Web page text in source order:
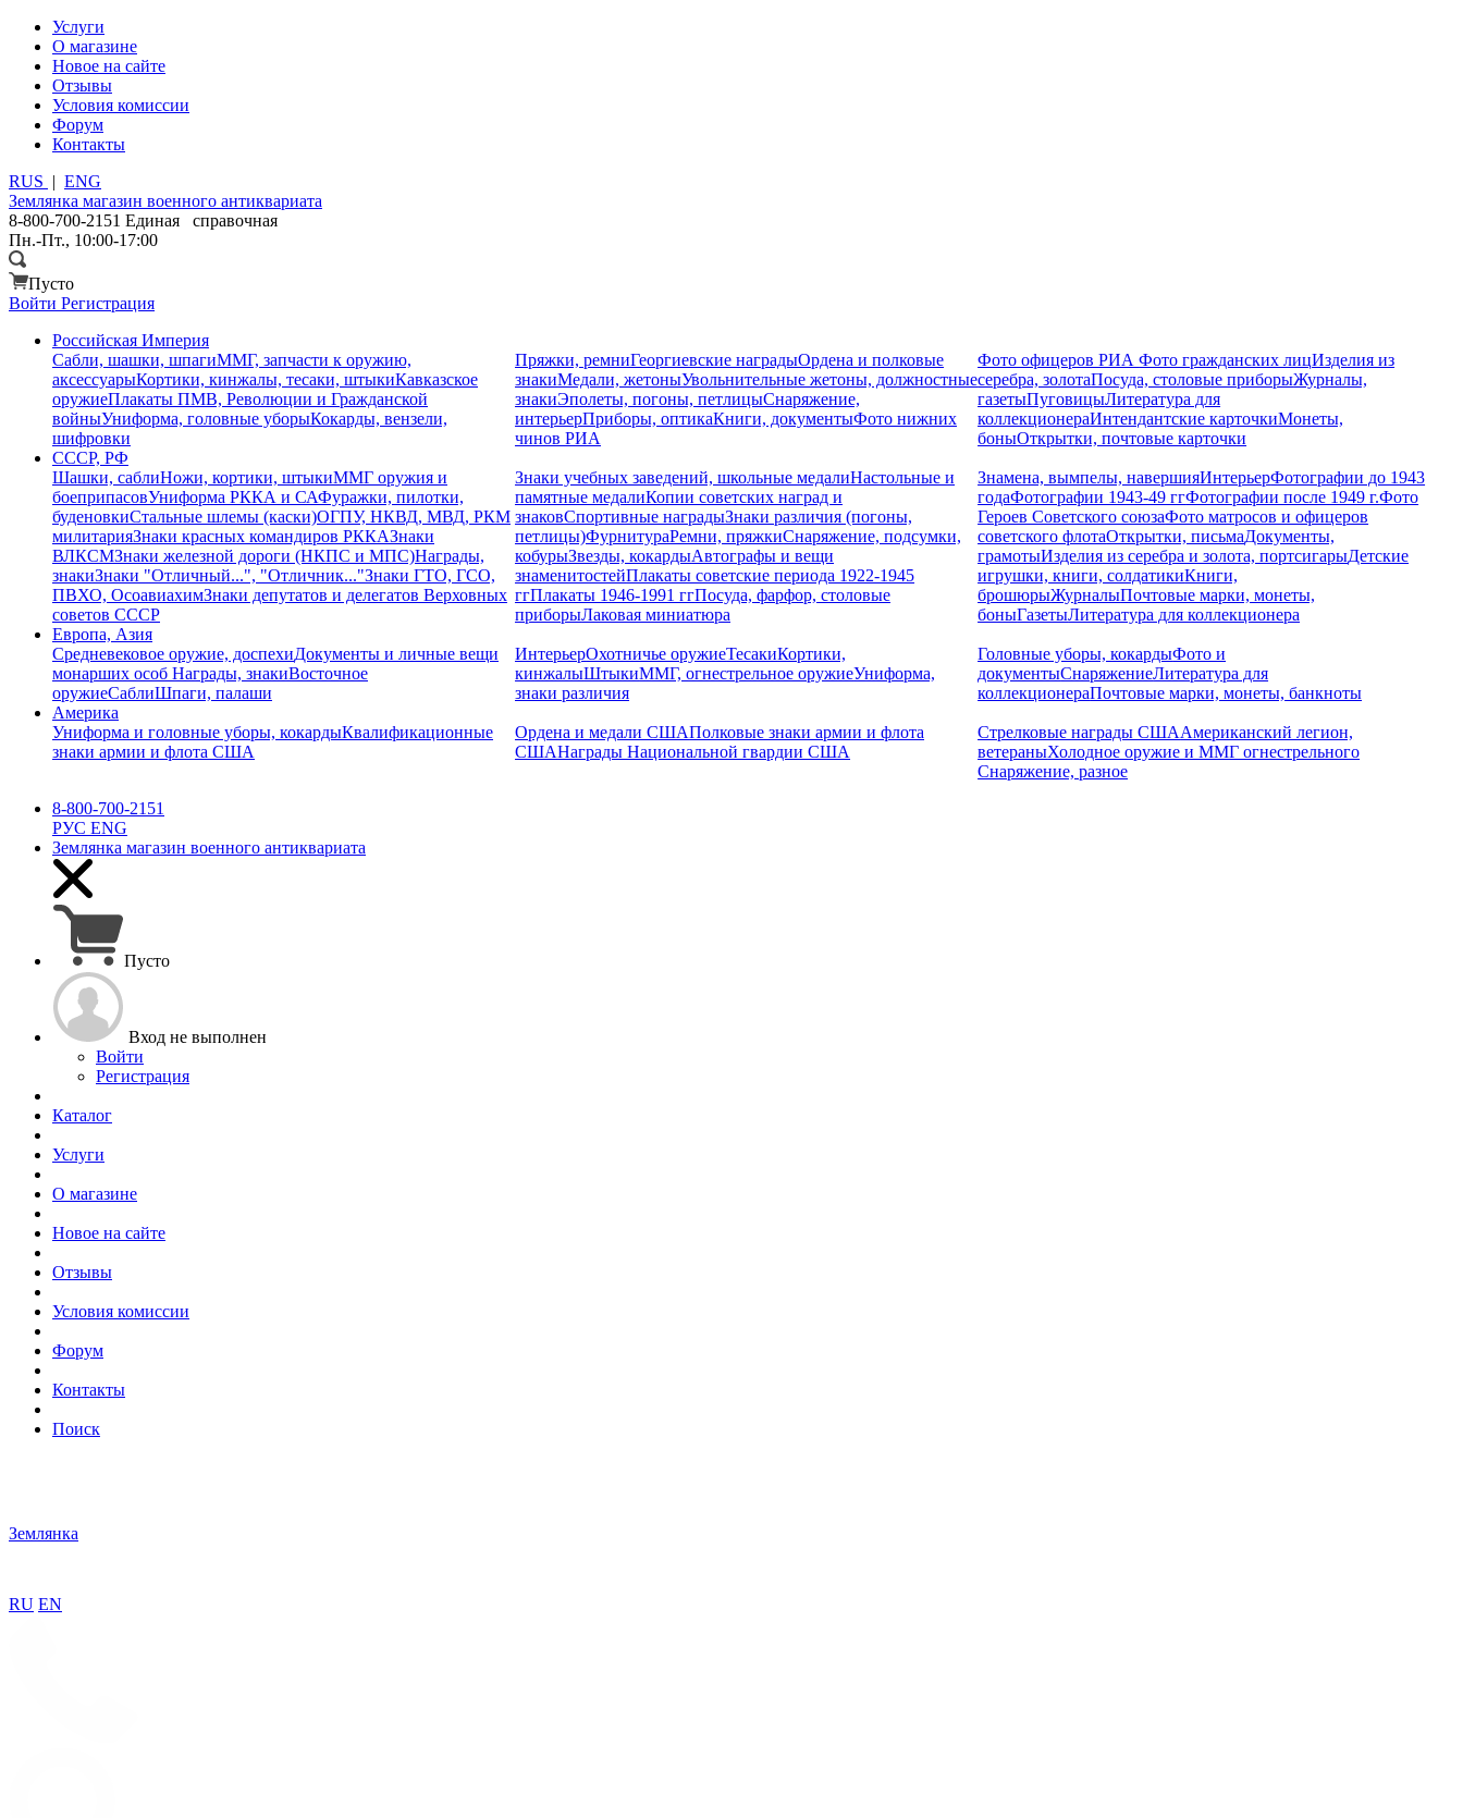
Услуги
О магазине
Новое на сайте
Отзывы
Условия комиссии
Форум
Контакты
RUS | ENG
Землянка магазин военного антиквариата
8-800-700-2151 Единая справочная
Пн.-Пт., 10:00-17:00
Пусто
Войти Регистрация
Российская Империя
Сабли, шашки, шпагиММГ, запчасти к оружию,
аксессуарыКортики, кинжалы, тесаки, штыкиКавказское
оружиеПлакаты ПМВ, Революции и Гражданской
войныУниформа, головные уборыКокарды, вензели,
шифровки
Пряжки, ремниГеоргиевские наградыОрдена и полковые
знакиМедали, жетоныУвольнительные жетоны, должностные
знакиЭполеты, погоны, петлицыСнаряжение,
интерьерПриборы, оптикаКниги, документыФото нижних
чинов РИА
Фото офицеров РИАФото гражданских лицИзделия из
серебра, золотаПосуда, столовые приборыЖурналы,
газетыПуговицыЛитература для
коллекционераИнтендантские карточкиМонеты,
боныОткрытки, почтовые карточки
СССР, РФ
Шашки, саблиНожи, кортики, штыкиММГ оружия и
боеприпасовУниформа РККА и САФуражки, пилотки,
буденовкиСтальные шлемы (каски)ОГПУ, НКВД, МВД, РКМ
милитарияЗнаки красных командиров РККАЗнаки
ВЛКСМЗнаки железной дороги (НКПС и МПС)Награды,
знакиЗнаки "Отличный...", "Отличник..."Знаки ГТО, ГСО,
ПВХО, ОсоавиахимЗнаки депутатов и делегатов Верховных
советов СССР
Знаки учебных заведений, школьные медалиНастольные и
памятные медалиКопии советских наград и
знаковСпортивные наградыЗнаки различия (погоны,
петлицы)ФурнитураРемни, пряжкиСнаряжение, подсумки,
кобурыЗвезды, кокардыАвтографы и вещи
знаменитостейПлакаты советские периода 1922-1945
ггПлакаты 1946-1991 ггПосуда, фарфор, столовые
приборыЛаковая миниатюра
Знамена, вымпелы, навершияИнтерьерФотографии до 1943
годаФотографии 1943-49 ггФотографии после 1949 г.Фото
Героев Советского союзаФото матросов и офицеров
советского флотаОткрытки, письмаДокументы,
грамотыИзделия из серебра и золота, портсигарыДетские
игрушки, книги, солдатикиКниги,
брошюрыЖурналыПочтовые марки, монеты,
боныГазетыЛитература для коллекционера
Европа, Азия
Средневековое оружие, доспехиДокументы и личные вещи
монарших особ Награды, знакиВосточное
оружиеСаблиШпаги, палаши
ИнтерьерОхотничье оружиеТесакиКортики,
кинжалыШтыкиММГ, огнестрельное оружиеУниформа,
знаки различия
Головные уборы, кокардыФото и
документыСнаряжениеЛитература для
коллекционераПочтовые марки, монеты, банкноты
Америка
Униформа и головные уборы, кокардыКвалификационные
знаки армии и флота США
Ордена и медали СШАПолковые знаки армии и флота
СШАНаграды Национальной гвардии США
Стрелковые награды СШААмериканский легион,
ветераныХолодное оружие и ММГ огнестрельного
Снаряжение, разное
8-800-700-2151
РУС ENG
Землянка магазин военного антиквариата
Пусто
Вход не выполнен
Войти
Регистрация
Каталог
Услуги
О магазине
Новое на сайте
Отзывы
Условия комиссии
Форум
Контакты
Поиск
Землянка
RU EN